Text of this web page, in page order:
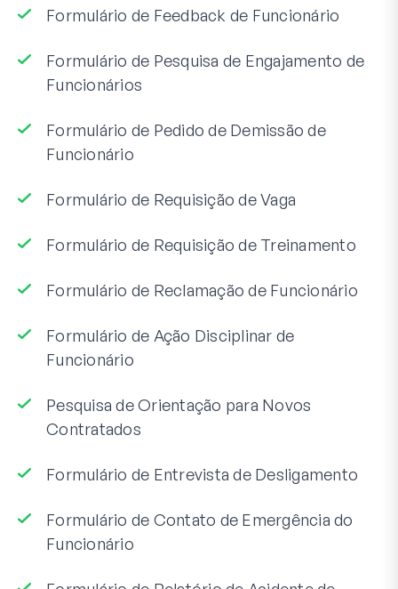
Formulário de Feedback de Funcionário
Formulário de Pesquisa de Engajamento de
Funcionários
Formulário de Pedido de Demissão de
Funcionário
Formulário de Requisição de Vaga
Formulário de Requisição de Treinamento
Formulário de Reclamação de Funcionário
Formulário de Ação Disciplinar de
Funcionário
Pesquisa de Orientação para Novos
Contratados
Formulário de Entrevista de Desligamento
Formulário de Contato de Emergência do
Funcionário